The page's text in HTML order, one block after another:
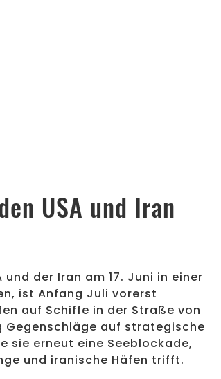
USA und Iran
der Iran am 17. Juni in einer
ist Anfang Juli vorerst
auf Schiffe in der Straße von
Gegenschläge auf strategische
sie erneut eine Seeblockade,
und iranische Häfen trifft.